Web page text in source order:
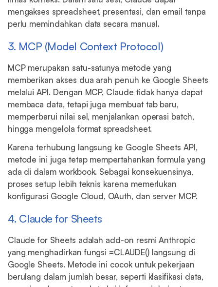
mengakses spreadsheet, presentasi, dan email tanpa
perlu memindahkan data secara manual.
3. MCP (Model Context Protocol)
MCP merupakan satu-satunya metode yang
memberikan akses dua arah penuh ke Google Sheets
melalui API. Dengan MCP, Claude tidak hanya dapat
membaca data, tetapi juga membuat tab baru,
memperbarui nilai sel, menjalankan operasi batch,
hingga mengelola format spreadsheet.
Karena terhubung langsung ke Google Sheets API,
metode ini juga tetap mempertahankan formula yang
ada di dalam workbook. Sebagai konsekuensinya,
proses setup lebih teknis karena memerlukan
konfigurasi Google Cloud, OAuth, dan server MCP.
4. Claude for Sheets
Claude for Sheets adalah add-on resmi Anthropic
yang menghadirkan fungsi =CLAUDE() langsung di
Google Sheets. Metode ini cocok untuk pekerjaan
berulang dalam jumlah besar, seperti klasifikasi data,